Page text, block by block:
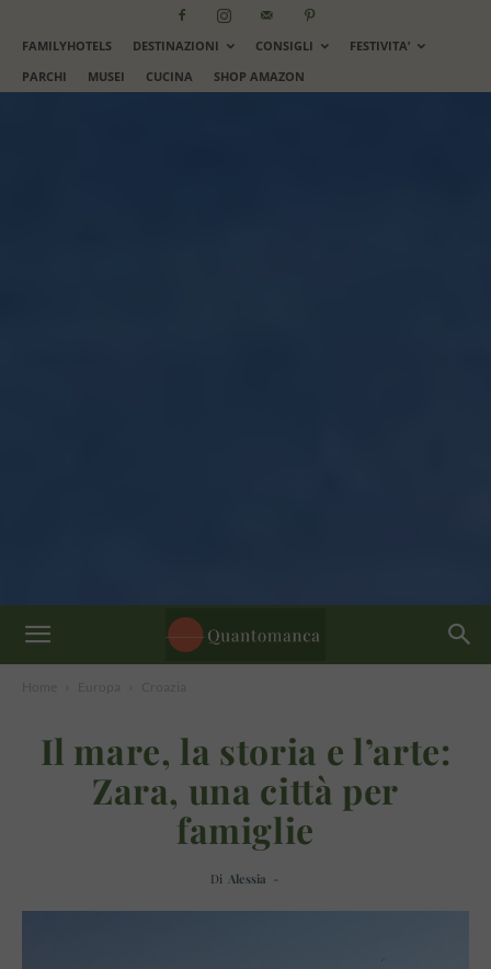
FAMILYHOTELS DESTINAZIONI CONSIGLI
FESTIVITA’
PARCHI
MUSEI CUCINA SHOP AMAZON
Il mare, la storia e l’arte:
Zara, una città per
famiglie
Di Alessia -